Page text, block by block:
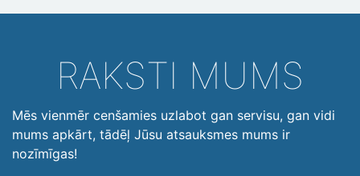
RAKSTI MUMS
Mēs vienmēr cenšamies uzlabot gan servisu, gan vidi
mums apkārt, tādēļ Jūsu atsauksmes mums ir
nozīmīgas!